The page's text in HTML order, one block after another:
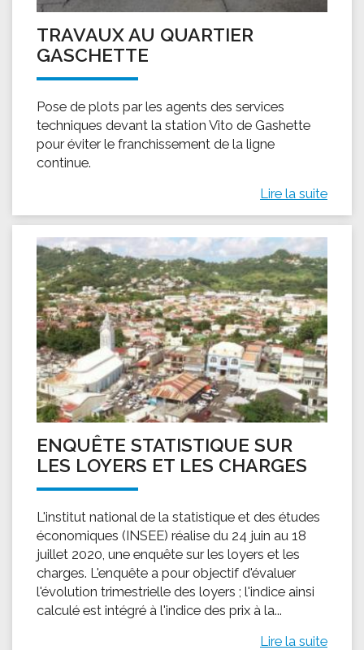
TRAVAUX AU QUARTIER
GASCHETTE
Pose de plots par les agents des services
techniques devant la station Vito de Gashette
pour éviter le franchissement de la ligne
continue.
Lire la suite
ENQUÊTE STATISTIQUE SUR
LES LOYERS ET LES CHARGES
L'institut national de la statistique et des études
économiques (INSEE) réalise du 24 juin au 18
juillet 2020, une enquête sur les loyers et les
charges. L'enquête a pour objectif d'évaluer
l'évolution trimestrielle des loyers ; l'indice ainsi
calculé est intégré à l'indice des prix à la...
Lire la suite